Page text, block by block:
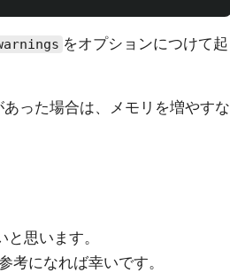
をオプションにつけて起
った場合は、メモリを増やすな
思います。
になれば幸いです。